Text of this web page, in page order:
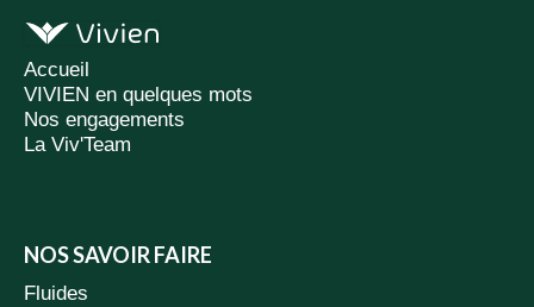
Accueil
VIVIEN en quelques mots
Nos engagements
La Viv'Team
NOS SAVOIR FAIRE
Fluides